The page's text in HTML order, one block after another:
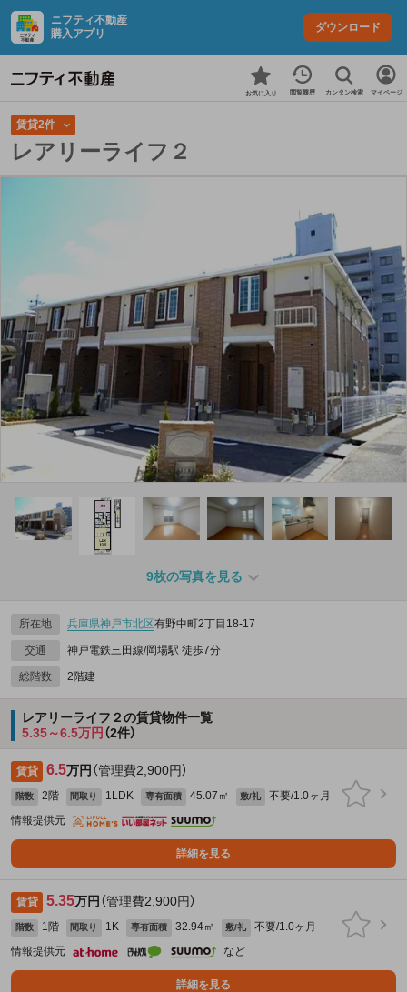
ニフティ不動産
購入アプリ
ダウンロード
お気に入り 閲覧履歴 カンタン検索 マイページ
賃貸2件
レアリーライフ２
9枚の写真を見る
所在地 兵庫県神戸市北区有野中町2丁目18-17
交通 神戸電鉄三田線/岡場駅 徒歩7分
総階数 2階建
レアリーライフ２の賃貸物件一覧
5.35～6.5万円 （2件）
賃貸 6.5万円 （管理費2,900円）
階数 2階 間取り 1LDK 専有面積 45.07㎡ 敷/礼
不要/1.0ヶ月
情報提供元
詳細を見る
賃貸 5.35万円 （管理費2,900円）
階数 1階 間取り 1K 専有面積 32.94㎡ 敷/礼
不要/1.0ヶ月
情報提供元
など
詳細を見る